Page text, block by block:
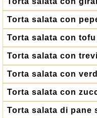
Torta salata con
Torta salata con
Torta salata con
Torta salata con
Torta salata con
Torta salata di pane